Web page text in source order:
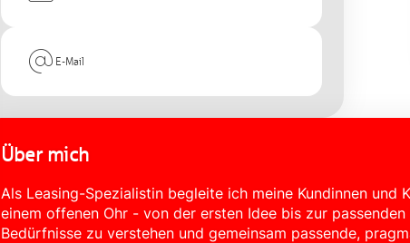
E-Mail
Über mich
Als Leasing-Spezialistin begleite ich meine Kundinnen und
einem offenen Ohr - von der ersten Idee bis zur
Bedürfnisse zu verstehen und gemeinsam passende,